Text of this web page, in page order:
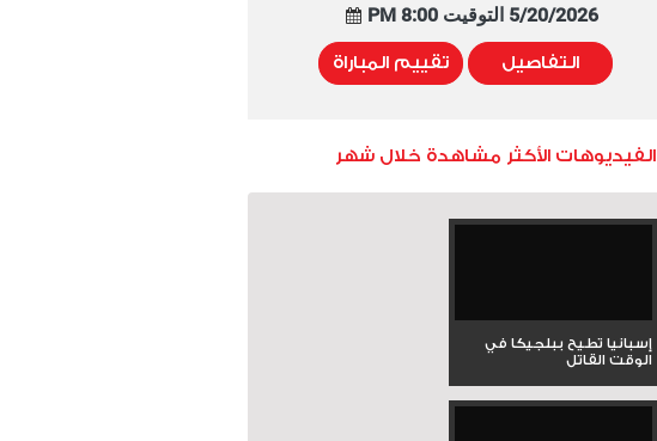
5/20/2026 التوقيت 8:00 PM
التفاصيل تقييم المباراة
الفيديوهات الأكثر مشاهدة خلال شهر
إسبانيا تطيح ببلجيكا في
الوقت القاتل